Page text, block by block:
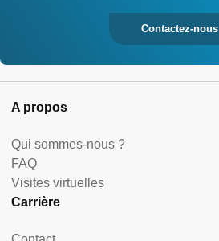
Contactez-nous
A propos
Qui sommes-nous ?
FAQ
Visites virtuelles
Carrière